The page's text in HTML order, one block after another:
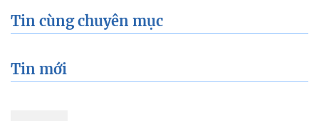
Tin cùng chuyên mục
Tin mới